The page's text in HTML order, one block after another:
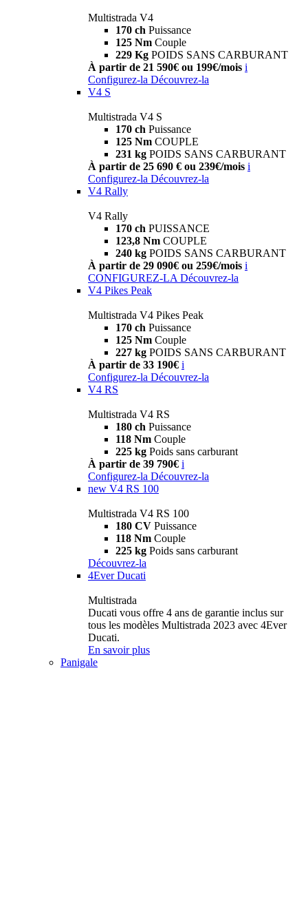
Multistrada V4
170 ch Puissance
125 Nm Couple
229 Kg POIDS SANS CARBURANT
À partir de 21 590€ ou 199€/mois i
Configurez-la Découvrez-la
V4 S
Multistrada V4 S
170 ch Puissance
125 Nm COUPLE
231 kg POIDS SANS CARBURANT
À partir de 25 690 € ou 239€/mois i
Configurez-la Découvrez-la
V4 Rally
V4 Rally
170 ch PUISSANCE
123,8 Nm COUPLE
240 kg POIDS SANS CARBURANT
À partir de 29 090€ ou 259€/mois i
CONFIGUREZ-LA Découvrez-la
V4 Pikes Peak
Multistrada V4 Pikes Peak
170 ch Puissance
125 Nm Couple
227 kg POIDS SANS CARBURANT
À partir de 33 190€ i
Configurez-la Découvrez-la
V4 RS
Multistrada V4 RS
180 ch Puissance
118 Nm Couple
225 kg Poids sans carburant
À partir de 39 790€ i
Configurez-la Découvrez-la
new V4 RS 100
Multistrada V4 RS 100
180 CV Puissance
118 Nm Couple
225 kg Poids sans carburant
Découvrez-la
4Ever Ducati
Multistrada
Ducati vous offre 4 ans de garantie inclus sur
tous les modèles Multistrada 2023 avec 4Ever
Ducati.
En savoir plus
Panigale